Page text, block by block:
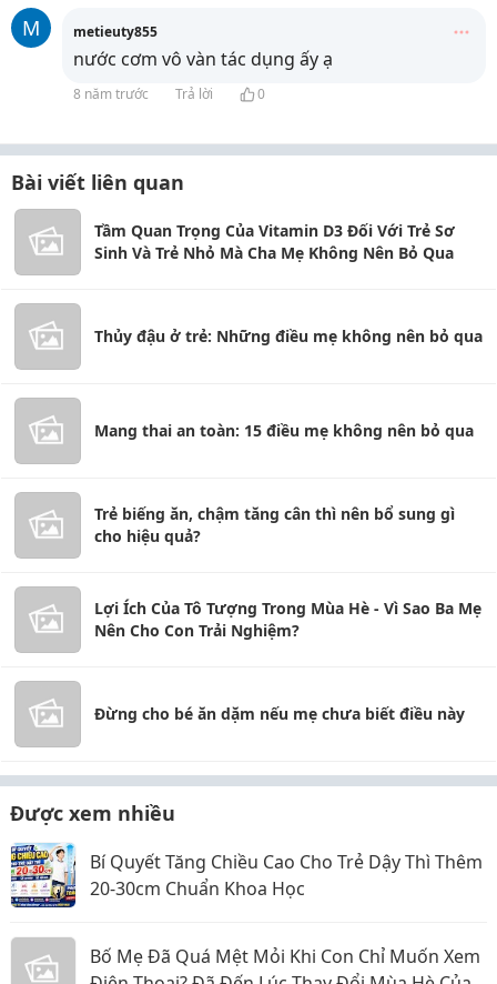
M metieuty855
nước cơm vô vàn tác dụng ấy ạ
8 năm trước Trả lời 0
Bài viết liên quan
Tầm Quan Trọng Của Vitamin D3 Đối Với Trẻ Sơ
Sinh Và Trẻ Nhỏ Mà Cha Mẹ Không Nên Bỏ Qua
Thủy đậu ở trẻ: Những điều mẹ không nên bỏ qua
Mang thai an toàn: 15 điều mẹ không nên bỏ qua
Trẻ biếng ăn, chậm tăng cân thì nên bổ sung gì
cho hiệu quả?
Lợi Ích Của Tô Tượng Trong Mùa Hè - Vì Sao Ba Mẹ
Nên Cho Con Trải Nghiệm?
Đừng cho bé ăn dặm nếu mẹ chưa biết điều này
Được xem nhiều
Bí Quyết Tăng Chiều Cao Cho Trẻ Dậy Thì Thêm
20-30cm Chuẩn Khoa Học
Bố Mẹ Đã Quá Mệt Mỏi Khi Con Chỉ Muốn Xem